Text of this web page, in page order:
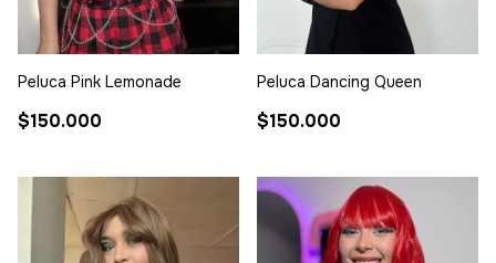
Peluca Pink Lemonade
$150.000
Peluca Dancing Queen
$150.000